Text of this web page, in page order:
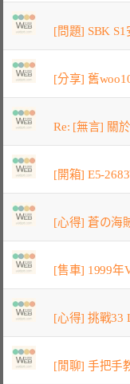
[問題] SBK
[分享] 舊
Re: [無言] 關
[開箱] E5-
[心得] 蒼の海
[售車] 1999年
[心得] 挑戰33
[閒聊] 手把手